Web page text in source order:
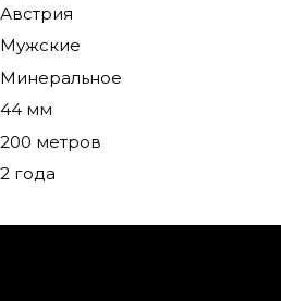
Австрия
Мужские
Минеральное
44 мм
200 метров
2 года